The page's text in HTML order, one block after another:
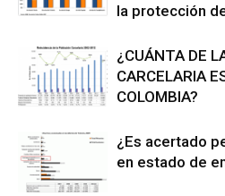
la protección
¿CUÁNTA DE
CARCELARIA
COLOMBIA?
¿Es acertado
en estado de